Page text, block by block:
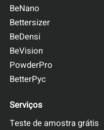
BeNano
Bettersizer
BeDensi
BeVision
PowderPro
BetterPyc
Serviços
Teste de amostra grátis